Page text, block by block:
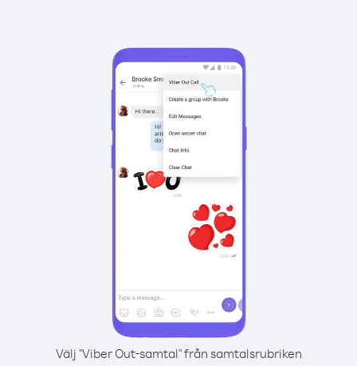
Välj "Viber Out-samtal" från samtalsrubriken